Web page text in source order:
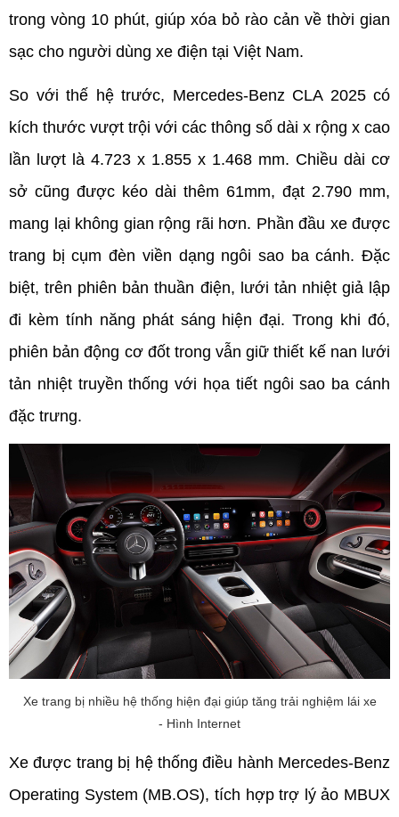
trong vòng 10 phút, giúp xóa bỏ rào cản về thời gian
sạc cho người dùng xe điện tại Việt Nam.
So với thế hệ trước, Mercedes-Benz CLA 2025 có
kích thước vượt trội với các thông số dài x rộng x cao
lần lượt là 4.723 x 1.855 x 1.468 mm. Chiều dài cơ
sở cũng được kéo dài thêm 61mm, đạt 2.790 mm,
mang lại không gian rộng rãi hơn. Phần đầu xe được
trang bị cụm đèn viền dạng ngôi sao ba cánh. Đặc
biệt, trên phiên bản thuần điện, lưới tản nhiệt giả lập
đi kèm tính năng phát sáng hiện đại. Trong khi đó,
phiên bản động cơ đốt trong vẫn giữ thiết kế nan lưới
tản nhiệt truyền thống với họa tiết ngôi sao ba cánh
đặc trưng.
Xe trang bị nhiều hệ thống hiện đại giúp tăng trải nghiệm lái xe
- Hình Internet
Xe được trang bị hệ thống điều hành Mercedes-Benz
Operating System (MB.OS), tích hợp trợ lý ảo MBUX